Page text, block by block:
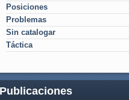
Posiciones
Problemas
Sin catalogar
Táctica
Publicaciones